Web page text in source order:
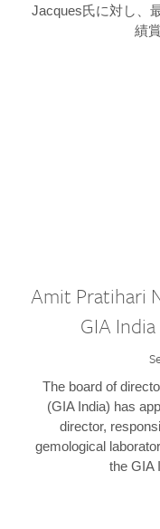
Jacques氏に対し、
績
Amit Pratihari
GIA
The board of
(GIA India) has
director,
gemological
the GIA